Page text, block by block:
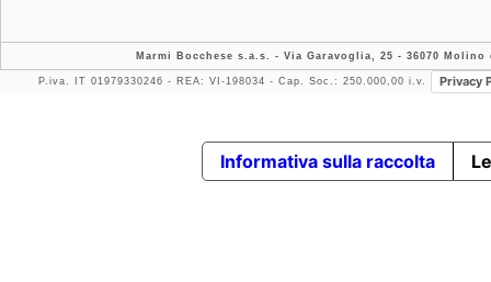
Marmi Bocchese s.a.s. - Via Garavoglia, 25 - 36070 Molino
P.iva. IT 01979330246 - REA: VI-198034 - Cap. Soc.: 250.000,00 i.v. Privacy
Informativa sulla raccolta